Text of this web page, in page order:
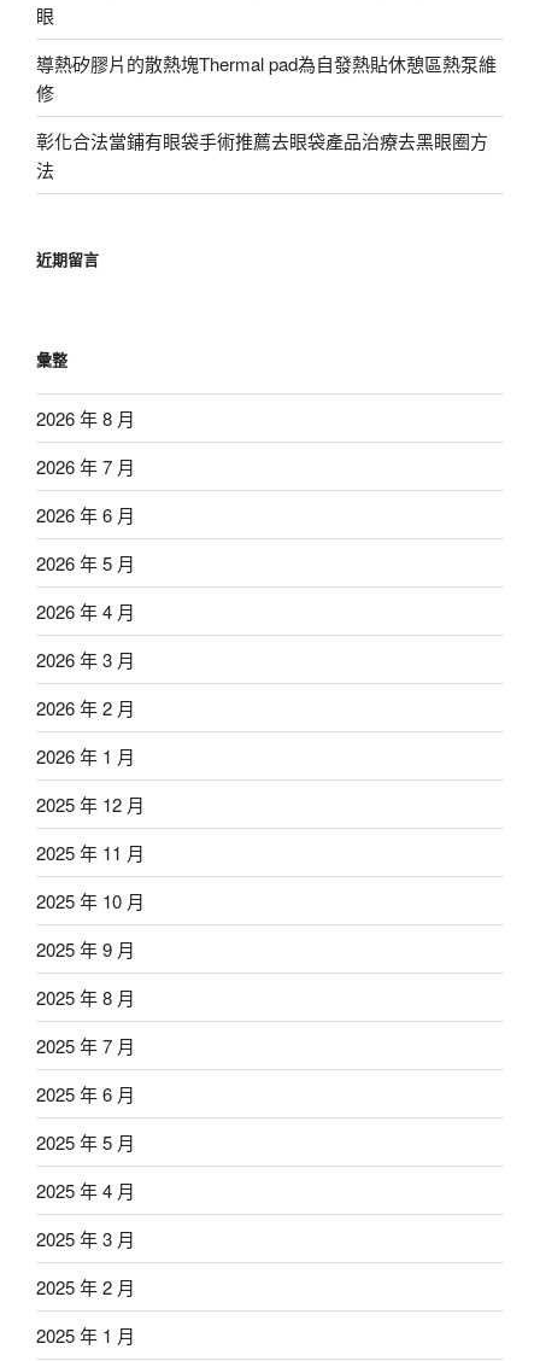
眼
導熱矽膠片的散熱塊Thermal pad為自發熱貼休憩區熱泵維
修
彰化合法當鋪有眼袋手術推薦去眼袋產品治療去黑眼圈方
法
近期留言
彙整
2026 年 8 月
2026 年 7 月
2026 年 6 月
2026 年 5 月
2026 年 4 月
2026 年 3 月
2026 年 2 月
2026 年 1 月
2025 年 12 月
2025 年 11 月
2025 年 10 月
2025 年 9 月
2025 年 8 月
2025 年 7 月
2025 年 6 月
2025 年 5 月
2025 年 4 月
2025 年 3 月
2025 年 2 月
2025 年 1 月